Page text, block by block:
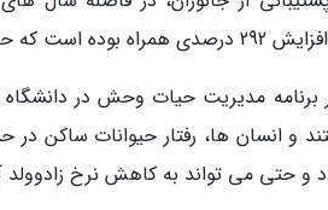
بوده اند.
مدیریت حیات وحش در دانشگاه
و انسان ها، رفتار حیوانات
و حتی می تواند به کاهش نرخ